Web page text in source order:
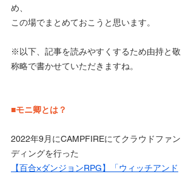
め、
この場でまとめておこうと思います。
※以下、記事を読みやすくするため由持と敬
称略で書かせていただきますね。
■モニ卿とは？
2022年9月にCAMPFIREにてクラウドファン
ディングを行った
【百合×ダンジョンRPG】「ウィッチアンド